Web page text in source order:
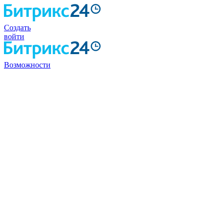
Создать
войти
Возможности